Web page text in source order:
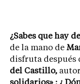
¿Sabes que hay
de la mano de
disfruta después
del Castillo,